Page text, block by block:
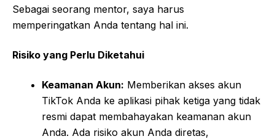
Sebagai seorang mentor, saya harus
memperingatkan Anda tentang hal ini.
Risiko yang Perlu Diketahui
Keamanan Akun: Memberikan akses akun
TikTok Anda ke aplikasi pihak ketiga yang tidak
resmi dapat membahayakan keamanan akun
Anda. Ada risiko akun Anda diretas,